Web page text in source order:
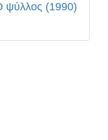
ψύλλος (1990)